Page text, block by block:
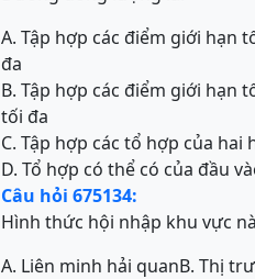
A. Tập hợp các điểm giới hạn
đa
B. Tập hợp các điểm giới hạn
tối đa
C. Tập hợp các tổ hợp của
D. Tổ hợp có thể có của đầu
Câu hỏi 675134:
Hình thức hội nhập khu vực
A. Liên minh hải quanB. Thị